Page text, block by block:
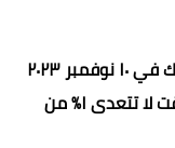
تم انتهاء المهلة الممنوحة لنادي الزمالك في ١٠ نوفمبر ٢٠٢٣
وكانت نسبة إنجاز الأعمال في ذلك الوقت لا تتعدى ١٪؜ من